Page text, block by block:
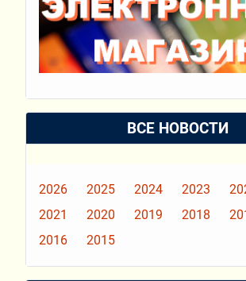
ВСЕ НОВОСТИ
2026 2025 2024 2023
2021
2020 2019 2018
2016
2015